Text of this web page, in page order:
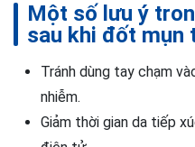
Một số lưu ý
sau khi đốt mụn
Tránh dùng tay chạm
nhiễm.
Giảm thời gian da tiếp